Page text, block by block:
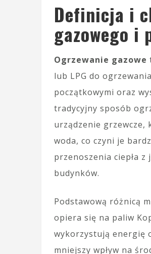
Definicja i
gazowego i
Ogrzewanie gazowe
lub LPG do
początkowymi oraz
tradycyjny sposób
urządzenie
woda, co czyni je
przenoszenia ciepła
budynków.
Podstawową różnicą
opiera się na paliw
wykorzystują energię
mniejszy wpływ na